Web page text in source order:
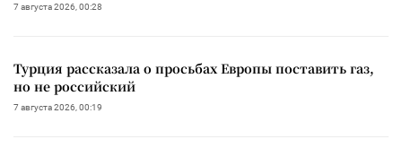
7 августа 2026, 00:28
Турция рассказала о просьбах Европы поставить газ,
но не российский
7 августа 2026, 00:19